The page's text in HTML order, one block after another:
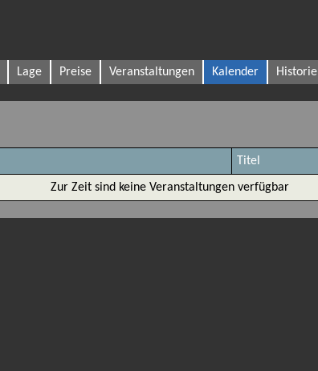
Lage Preise Veranstaltungen Kalender Historie
Titel
Zur Zeit sind keine Veranstaltungen verfügbar